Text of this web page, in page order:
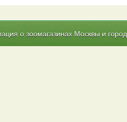
о зоомагазинах Москвы и